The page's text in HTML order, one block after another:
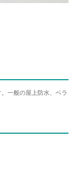
一般の屋上防水、ベラ